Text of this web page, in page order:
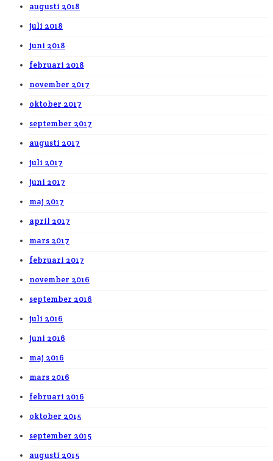
augusti 2018
juli 2018
juni 2018
februari 2018
november 2017
oktober 2017
september 2017
augusti 2017
juli 2017
juni 2017
maj 2017
april 2017
mars 2017
februari 2017
november 2016
september 2016
juli 2016
juni 2016
maj 2016
mars 2016
februari 2016
oktober 2015
september 2015
augusti 2015